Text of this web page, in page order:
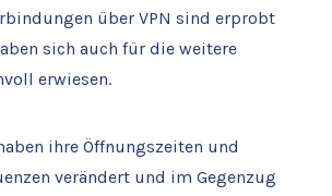
über VPN sind erprobt
sich auch für die weitere
erwiesen.
ihre Öffnungszeiten und
verändert und im Gegenzug